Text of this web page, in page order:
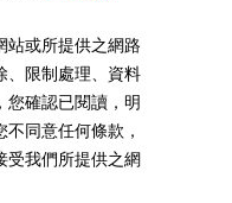
站或所提供之網路
、限制處理、資料
您確認已閱讀，明
同意任何條款，
受我們所提供之網